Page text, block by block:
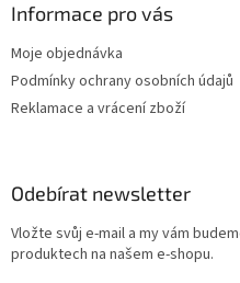
Informace pro vás
Moje objednávka
Podmínky ochrany osobních údajů
Reklamace a vrácení zboží
Odebírat newsletter
Vložte svůj e-mail a my vám
produktech na našem e-shopu.